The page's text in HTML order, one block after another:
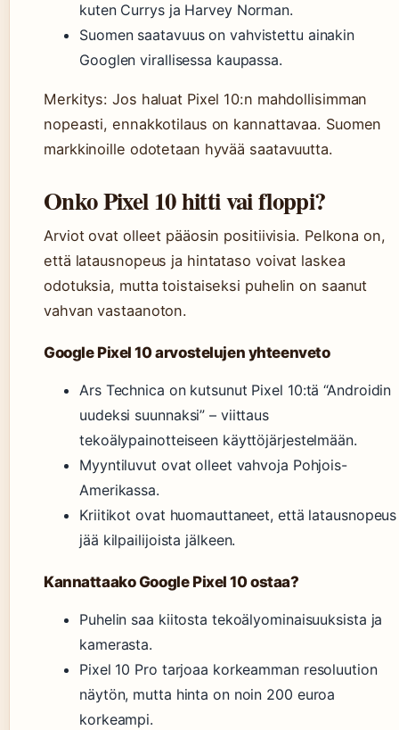
kuten Currys ja Harvey Norman.
Suomen saatavuus on vahvistettu ainakin
Googlen virallisessa kaupassa.
Merkitys: Jos haluat Pixel 10:n mahdollisimman
nopeasti, ennakkotilaus on kannattavaa. Suomen
markkinoille odotetaan hyvää saatavuutta.
Onko Pixel 10 hitti vai floppi?
Arviot ovat olleet pääosin positiivisia. Pelkona on,
että latausnopeus ja hintataso voivat laskea
odotuksia, mutta toistaiseksi puhelin on saanut
vahvan vastaanoton.
Google Pixel 10 arvostelujen yhteenveto
Ars Technica on kutsunut Pixel 10:tä “Androidin
uudeksi suunnaksi” – viittaus
tekoälypainotteiseen käyttöjärjestelmään.
Myyntiluvut ovat olleet vahvoja Pohjois-
Amerikassa.
Kriitikot ovat huomauttaneet, että latausnopeus
jää kilpailijoista jälkeen.
Kannattaako Google Pixel 10 ostaa?
Puhelin saa kiitosta tekoälyominaisuuksista ja
kamerasta.
Pixel 10 Pro tarjoaa korkeamman resoluution
näytön, mutta hinta on noin 200 euroa
korkeampi.